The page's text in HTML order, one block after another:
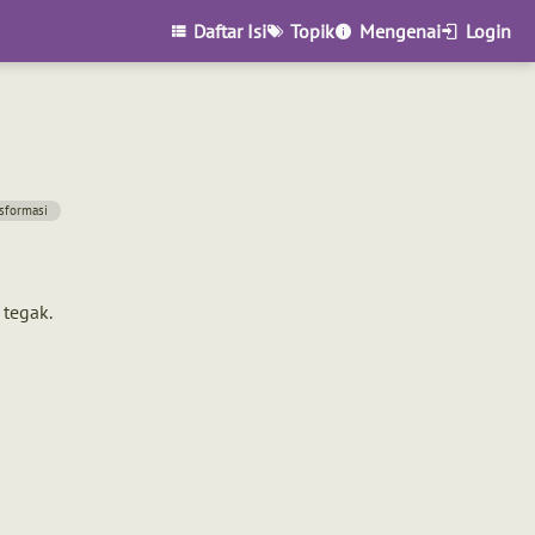
Daftar Isi Topik Mengenai Login